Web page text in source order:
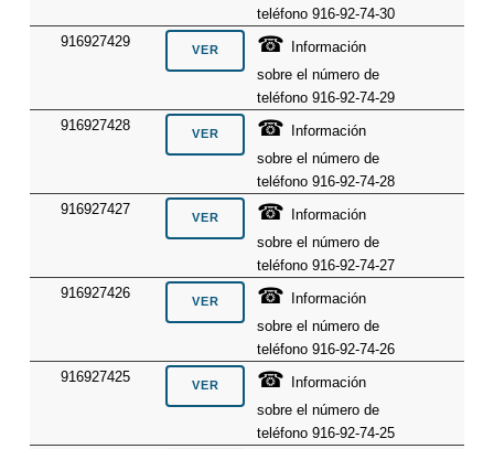
teléfono 916-92-74-30
916927429
☎
Información
sobre el número de
teléfono 916-92-74-29
916927428
☎
Información
sobre el número de
teléfono 916-92-74-28
916927427
☎
Información
sobre el número de
teléfono 916-92-74-27
916927426
☎
Información
sobre el número de
teléfono 916-92-74-26
916927425
☎
Información
sobre el número de
teléfono 916-92-74-25